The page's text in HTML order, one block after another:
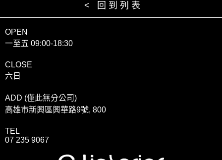
< 回到列表
OPEN
一至五 09:00-18:30
CLOSE
六日
ADD (僅此無分公司)
高雄市新興區興華路9號, 800
TEL
07 235 9067